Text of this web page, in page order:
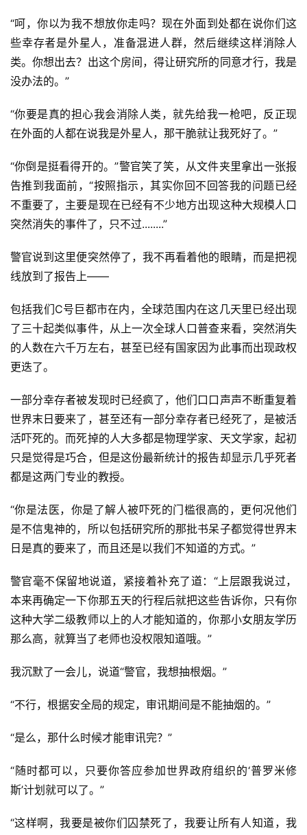
“呵，你以为我不想放你走吗？现在外面到处都在说你们这
些幸存者是外星人，准备混进人群，然后继续这样消除人
类。你想出去？出这个房间，得让研究所的同意才行，我是
没办法的。”
“你要是真的担心我会消除人类，就先给我一枪吧，反正现
在外面的人都在说我是外星人，那干脆就让我死好了。”
“你倒是挺看得开的。”警官笑了笑，从文件夹里拿出一张报
告推到我面前，“按照指示，其实你回不回答我的问题已经
不重要了，主要是现在已经有不少地方出现这种大规模人口
突然消失的事件了，只不过........”
警官说到这里便突然停了，我不再看着他的眼睛，而是把视
线放到了报告上——
包括我们C号巨都市在内，全球范围内在这几天里已经出现
了三十起类似事件，从上一次全球人口普查来看，突然消失
的人数在六千万左右，甚至已经有国家因为此事而出现政权
更迭了。
一部分幸存者被发现时已经疯了，他们口口声声不断重复着
世界末日要来了，甚至还有一部分幸存者已经死了，是被活
活吓死的。而死掉的人大多都是物理学家、天文学家，起初
只是觉得是巧合，但是这份最新统计的报告却显示几乎死者
都是这两门专业的教授。
“你是法医，你是了解人被吓死的门槛很高的，更何况他们
是不信鬼神的，所以包括研究所的那批书呆子都觉得世界末
日是真的要来了，而且还是以我们不知道的方式。”
警官毫不保留地说道，紧接着补充了道：“上层跟我说过，
本来再确定一下你那五天的行程后就把这些告诉你，只有你
这种大学二级教师以上的人才能知道的，你那小女朋友学历
那么高，就算当了老师也没权限知道哦。”
我沉默了一会儿，说道“警官，我想抽根烟。”
“不行，根据安全局的规定，审讯期间是不能抽烟的。”
“是么，那什么时候才能审讯完？”
“随时都可以，只要你答应参加世界政府组织的‘普罗米修
斯’计划就可以了。”
“这样啊，我要是被你们囚禁死了，我要让所有人知道，我